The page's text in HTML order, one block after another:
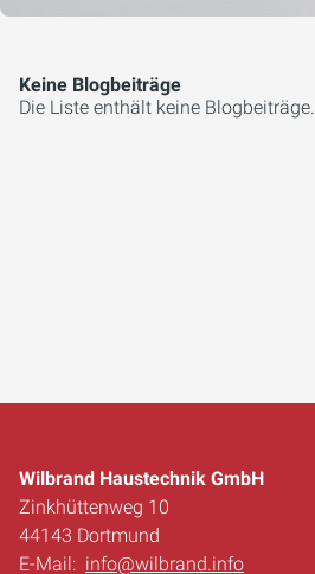
Keine Blogbeiträge
Die Liste enthält keine Blogbeiträge.
Wilbrand Haustechnik GmbH
Zinkhüttenweg 10
44143 Dortmund
E-Mail: info@wilbrand.info